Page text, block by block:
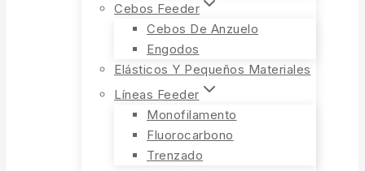
Cebos Feeder
Cebos De Anzuelo
Engodos
Elásticos Y Pequeños Materiales
Líneas Feeder
Monofilamento
Fluorocarbono
Trenzado